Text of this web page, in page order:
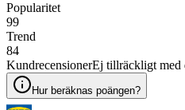
Popularitet
99
Trend
84
KundrecensionerEj tillräckligt med
Hur beräknas poängen?